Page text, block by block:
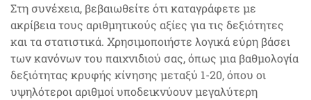
Στη συνέχεια, βεβαιωθείτε ότι καταγράφετε με
ακρίβεια τους αριθμητικούς αξίες για τις δεξιότητες
και τα στατιστικά. Χρησιμοποιήστε λογικά εύρη βάσει
των κανόνων του παιχνιδιού σας, όπως μια βαθμολογία
δεξιότητας κρυφής κίνησης μεταξύ 1-20, όπου οι
υψηλότεροι αριθμοί υποδεικνύουν μεγαλύτερη